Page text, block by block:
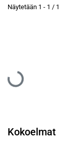
Näytetään 1 - 1 / 1
Ladataan...
Kokoelmat